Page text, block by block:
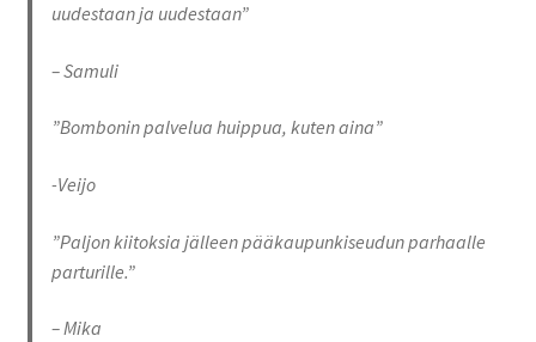
uudestaan ja uudestaan”
– Samuli
”Bombonin palvelua huippua, kuten aina”
-Veijo
”Paljon kiitoksia jälleen pääkaupunkiseudun parhaalle
parturille.”
– Mika